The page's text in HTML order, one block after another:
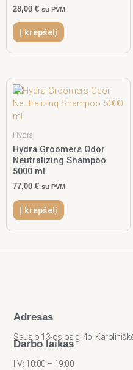
28,00 € su PVM
Į krepšelį
Hydra
Hydra Groomers Odor
Neutralizing Shampoo
5000 ml.
77,00 € su PVM
Į krepšelį
Adresas
Sausio 13-osios g. 4b,
Darbo laikas
I-V: 10:00 – 19:00